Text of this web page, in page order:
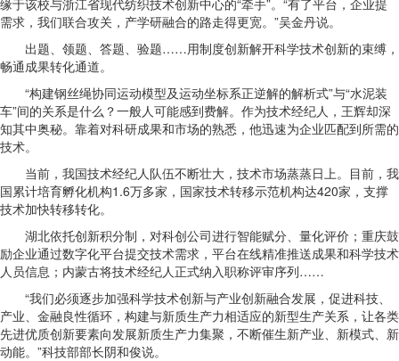
缘于该校与浙江省现代纺织技术创新中心的“牵手”。“有了平台，企业提
需求，我们联合攻关，产学研融合的路走得更宽。”吴金丹说。
出题、领题、答题、验题……用制度创新解开科学技术创新的束缚，
畅通成果转化通道。
“构建钢丝绳协同运动模型及运动坐标系正逆解的解析式”与“水泥装
车”间的关系是什么？一般人可能感到费解。作为技术经纪人，王辉却深
知其中奥秘。靠着对科研成果和市场的熟悉，他迅速为企业匹配到所需的
技术。
当前，我国技术经纪人队伍不断壮大，技术市场蒸蒸日上。目前，我
国累计培育孵化机构1.6万多家，国家技术转移示范机构达420家，支撑
技术加快转移转化。
湖北依托创新积分制，对科创公司进行智能赋分、量化评价；重庆鼓
励企业通过数字化平台提交技术需求，平台在线精准推送成果和科学技术
人员信息；内蒙古将技术经纪人正式纳入职称评审序列……
“我们必须逐步加强科学技术创新与产业创新融合发展，促进科技、
产业、金融良性循环，构建与新质生产力相适应的新型生产关系，让各类
先进优质创新要素向发展新质生产力集聚，不断催生新产业、新模式、新
动能。”科技部部长阴和俊说。